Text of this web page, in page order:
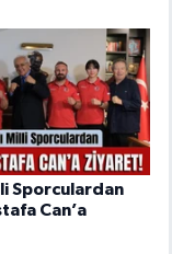
Sporculardan
Can’a